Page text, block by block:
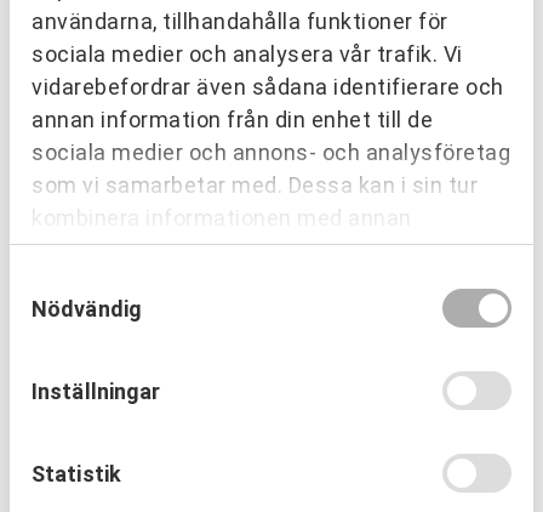
användarna, tillhandahålla funktioner för
sociala medier och analysera vår trafik. Vi
vidarebefordrar även sådana identifierare och
annan information från din enhet till de
sociala medier och annons- och analysföretag
som vi samarbetar med. Dessa kan i sin tur
kombinera informationen med annan
information som du har tillhandahållit eller
som de har samlat in när du har använt deras
tjänster.
Nödvändig
Inställningar
Statistik
OM URKRAFT
projekten blir allt mer komplexa?